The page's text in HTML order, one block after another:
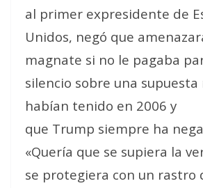
al primer expresidente de
Unidos, negó que
magnate si no le pagaba
silencio sobre una
habían tenido en 2006 y
que Trump siempre ha
«Quería que se supiera la
se protegiera con un rastro